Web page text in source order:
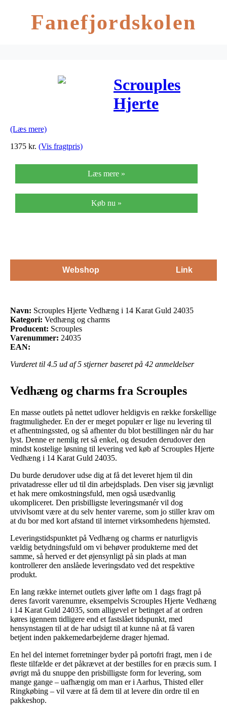
Fanefjordskolen
Scrouples
Hjerte
24035
(Læs mere)
1375 kr. (Vis fragtpris)
Læs mere »
Køb nu »
Webshop Link
Navn: Scrouples Hjerte Vedhæng i 14 Karat Guld 24035
Kategori: Vedhæng og charms
Producent: Scrouples
Varenummer: 24035
EAN:
Vurderet til 4.5 ud af 5 stjerner baseret på 42 anmeldelser
Vedhæng og charms fra Scrouples
En masse outlets på nettet udlover heldigvis en række forskellige
fragtmuligheder. En der er meget populær er lige nu levering til
et afhentningssted, og så afhenter du blot bestillingen når du har
lyst. Denne er nemlig ret så enkel, og desuden derudover den
mindst kostelige løsning til levering ved køb af Scrouples Hjerte
Vedhæng i 14 Karat Guld 24035.
Du burde derudover udse dig at få det leveret hjem til din
privatadresse eller ud til din arbejdsplads. Den viser sig jævnligt
et hak mere omkostningsfuld, men også usædvanlig
ukompliceret. Den prisbilligste leveringsmanér vil dog
utvivlsomt være at du selv henter varerne, som jo stiller krav om
at du bor med kort afstand til internet virksomhedens hjemsted.
Leveringstidspunktet på Vedhæng og charms er naturligvis
vældig betydningsfuld om vi behøver produkterne med det
samme, så herved er det øjensynligt på sin plads at man
kontrollerer den anslåede leveringsdato ved det respektive
produkt.
En lang række internet outlets giver løfte om 1 dags fragt på
deres favorit varenumre, eksempelvis Scrouples Hjerte Vedhæng
i 14 Karat Guld 24035, som alligevel er betinget af at ordren
køres igennem tidligere end et fastslået tidspunkt, med
hensynstagen til at de har udsigt til at kunne nå at få varen
betjent inden pakkemedarbejderne drager hjemad.
En hel del internet forretninger byder på portofri fragt, men i de
fleste tilfælde er det påkrævet at der bestilles for en præcis sum. I
øvrigt må du snuppe den prisbilligste form for levering, som
mange gange – uafhængig om man er i Aarhus, Thisted eller
Ringkøbing – vil være at få dem til at levere din ordre til en
pakkeshop.